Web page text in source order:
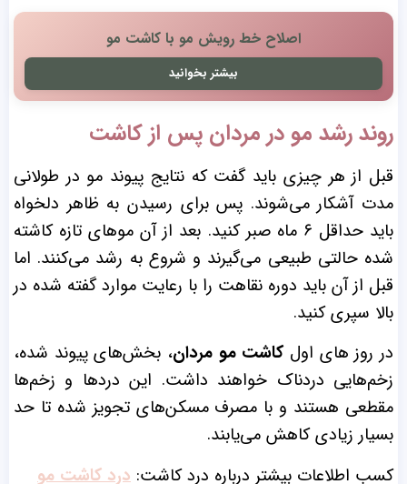
اصلاح خط رویش مو با کاشت مو
بیشتر بخوانید
روند رشد مو در مردان پس از کاشت
قبل از هر چیزی باید گفت که نتایج پیوند مو در طولانی
مدت آشکار می‌شوند. پس برای رسیدن به ظاهر دلخواه
باید حداقل ۶ ماه صبر کنید. بعد از آن مو‌های تازه کاشته
شده حالتی طبیعی می‌گیرند و شروع به رشد می‌کنند. اما
قبل از آن باید دوره نقاهت را با رعایت موارد گفته شده در
بالا سپری کنید.
در روز های اولکاشت مو مردان، بخش‌های پیوند شده،
زخم‌هایی دردناک خواهند داشت. این دردها و زخم‌ها
مقطعی هستند و با مصرف مسکن‌های تجویز شده تا حد
بسیار زیادی کاهش می‌یابند.
کسب اطلاعات بیشتر درباره درد کاشت: درد کاشت مو